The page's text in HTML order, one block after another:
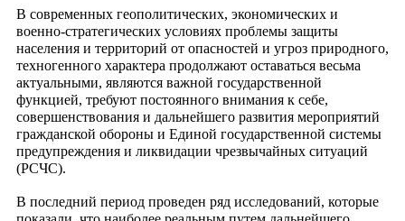
В современных геополитических, экономических и
военно-стратегических условиях проблемы защиты
населения и территорий от опасностей и угроз природного,
техногенного характера продолжают оставаться весьма
актуальными, являются важной государственной
функцией, требуют постоянного внимания к себе,
совершенствования и дальнейшего развития мероприятий
гражданской обороны и Единой государственной системы
предупреждения и ликвидации чрезвычайных ситуаций
(РСЧС).
В последний период проведен ряд исследований, которые